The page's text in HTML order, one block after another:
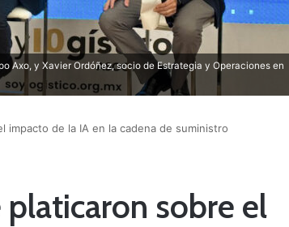
Axo, y Xavier Ordóñez, socio de Estrategia y Operaciones en
de la IA en la cadena de suministro
sobre el